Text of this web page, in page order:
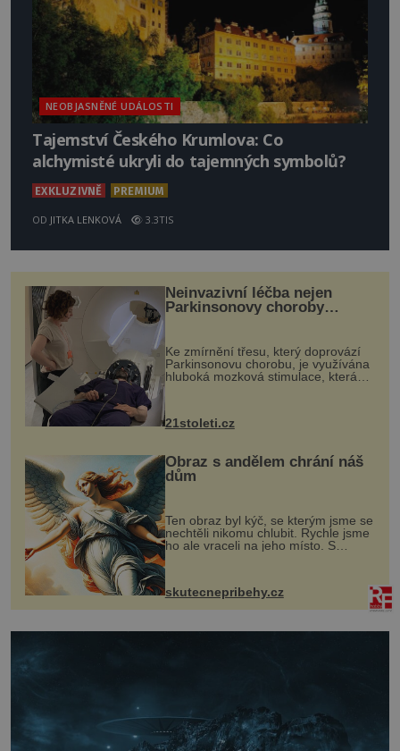
NEOBJASNĚNÉ UDÁLOSTI
Tajemství Českého Krumlova: Co
alchymisté ukryli do tajemných symbolů?
EXKLUZIVNĚ PREMIUM
OD JITKA LENKOVÁ 3.3TIS
Neinvazivní léčba nejen
Parkinsonovy choroby
Ke zmírnění třesu, který doprovází
Parkinsonovu chorobu, je využívána
hluboká mozková stimulace, která
však vyžaduje vysoce invazivní
k dostatečně přesnému zacílení ...
21stoleti.cz
Obraz s andělem chrání náš
dům
Ten obraz byl kýč, se kterým jsme se
nechtěli nikomu chlubit. Rychle jsme
ho ale vraceli na jeho místo. S
manželem Vaškem jsme si pořídili
chaloupku, takový domek na severu
Čech, kde jsme si naplánova...
skutecnepribehy.cz